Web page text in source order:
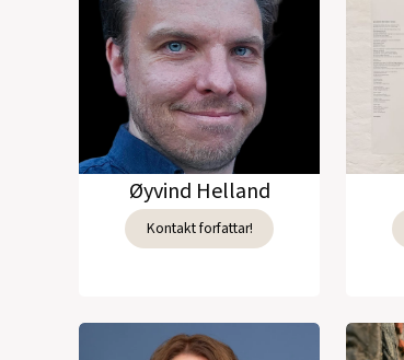
Øyvind Helland
Kontakt forfattar!